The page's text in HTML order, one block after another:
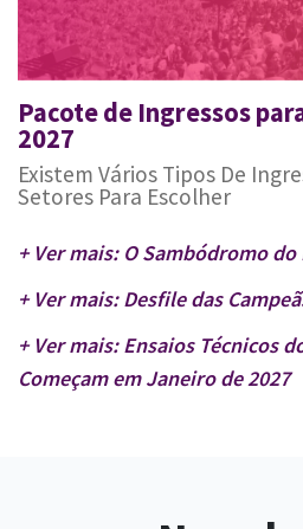
Pacote de Ingressos
2027
Existem Vários Tipos De
Setores Para Escolher
+ Ver mais: O Sambódromo do
+ Ver mais: Desfile das
+ Ver mais: Ensaios Técnicos
Começam em Janeiro de 2027